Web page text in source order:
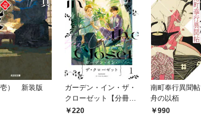
壱） 新装版
ガーデン・イン・ザ・
クローゼット【分冊
版】1
220
南町奉行異聞
舟の以栢
990